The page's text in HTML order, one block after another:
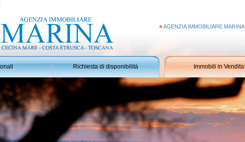
»AGENZIA IMMOBILIARE MARINA
Richiesta di disponibilità Immobili in Vendita